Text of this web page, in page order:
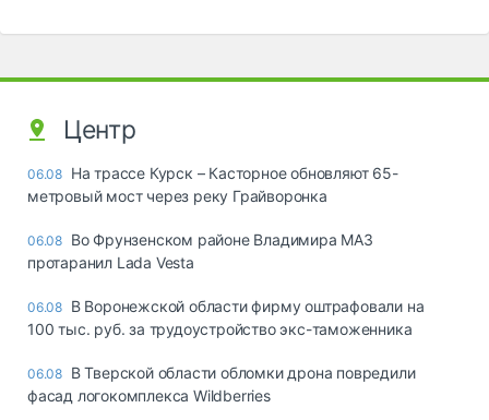
Центр
06.08 На трассе Курск – Касторное обновляют 65-
метровый мост через реку Грайворонка
06.08 Во Фрунзенском районе Владимира МАЗ
протаранил Lada Vesta
06.08 В Воронежской области фирму оштрафовали на
100 тыс. руб. за трудоустройство экс-таможенника
06.08 В Тверской области обломки дрона повредили
фасад логокомплекса Wildberries